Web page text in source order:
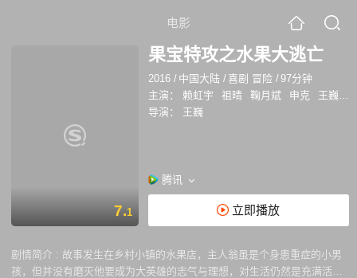
电影
7.1
果宝特攻之水果大逃亡
2016 / 中国大陆 /喜剧 冒险 /97分钟
主演：
赖虹宇 祖晴 鞠月斌 申克 王巍
导演：
王巍
腾讯
立即播放
剧情简介 : 故事发生在乡村小镇的水果店，主人翁虽是个身患重症的小男
孩，但并没有磨灭他要成为大英雄的志气与理想，对生活仍然是充满活力